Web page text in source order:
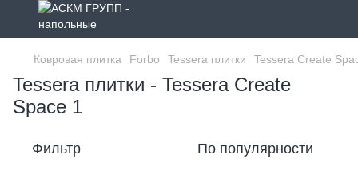
Ковровая плитка Forbo Tessera плитки Tessera Create
Tessera плитки - Tessera Create
Space 1
Фильтр По популярности